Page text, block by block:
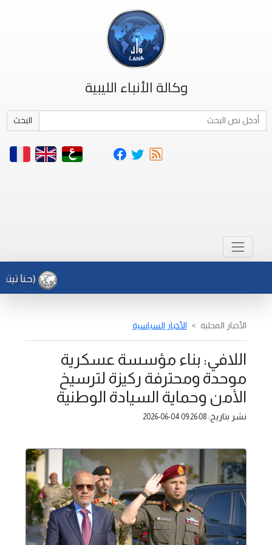
وكالة الأنباء الليبية
البحث
(حنا
الأخبار المحلية الأخبار السياسية
اللافي: بناء مؤسسة عسكرية
موحدة ومحترفة ركيزة لترسيخ
الأمن وحماية السيادة الوطنية
نشر بتاريخ: 2026-06-04 09:26:08